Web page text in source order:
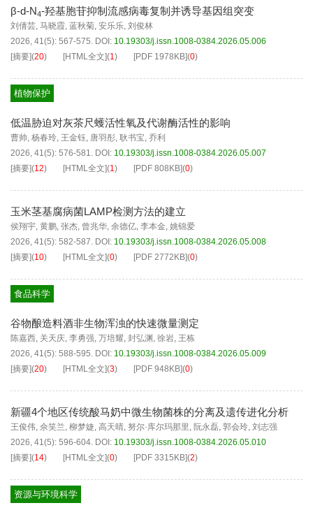
β-d-N4-羟基胞苷抑制流感病毒复制并诱导基因组突变
刘倩芸, 马晓霞, 蓝秋菊, 安乐乐, 刘俊林
2026, 41(5): 567-575. DOI: 10.19303/j.issn.1008-0384.2026.05.006
[摘要](20) [HTML全文](1) [PDF 1978KB](0)
植物保护
低温胁迫对灰茶尺蠖活性氧及代谢酶活性的影响
曹帅, 杨春玲, 王金钰, 唐羽彤, 耿书宝, 乔利
2026, 41(5): 576-581. DOI: 10.19303/j.issn.1008-0384.2026.05.007
[摘要](12) [HTML全文](1) [PDF 808KB](0)
玉米茎基腐病菌LAMP检测方法的建立
侯翔宇, 黄鹏, 张杰, 曾兆华, 余德亿, 李本金, 姚锦爱
2026, 41(5): 582-587. DOI: 10.19303/j.issn.1008-0384.2026.05.008
[摘要](10) [HTML全文](0) [PDF 2772KB](0)
食品科学
谷物酿造料酒非生物浑浊的快速微量测定
陈嘉西, 关天庆, 李勇强, 万培耀, 封弘渊 , 徐岩, 王栋
2026, 41(5): 588-595. DOI: 10.19303/j.issn.1008-0384.2026.05.009
[摘要](20) [HTML全文](3) [PDF 948KB](0)
新疆4个地区传统酸马奶中微生物菌株的分离及遗传进化分析
王俊伟, 佘笑兰, 柳梦婕, 高天晴, 努尔·库尔玛那里 , 阮永磊, 郭会玲, 刘志强
2026, 41(5): 596-604. DOI: 10.19303/j.issn.1008-0384.2026.05.010
[摘要](14) [HTML全文](0) [PDF 3315KB](2)
资源与环境科学